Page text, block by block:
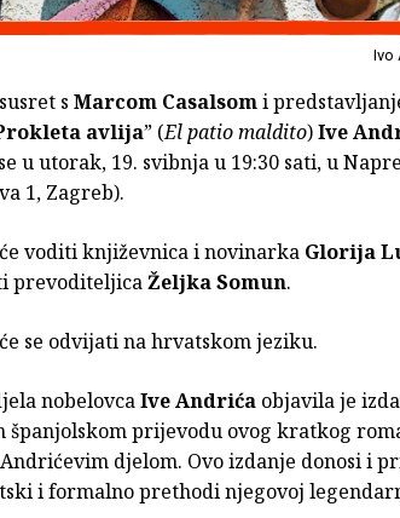
Ivo
s Marcom Casalsomi
avlija” (El patio maldito)Ive
u utorak, 19. svibnja u 19:30 sati, u
1, Zagreb).
voditi književnica i novinarka Glorija
prevoditeljicaŽeljka Somun.
se odvijati na hrvatskom jeziku.
nobelovcaIve Andrića objavila je
španjolskom prijevodu ovog kratkog
djelom. Ovo izdanje donosi i
i formalno prethodi njegovoj